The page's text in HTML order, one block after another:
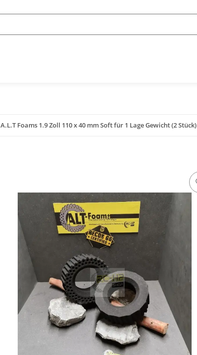
A.L.T Foams 1.9 Zoll 110 x 40 mm Soft für 1 Lage Gewicht (2 Stück)